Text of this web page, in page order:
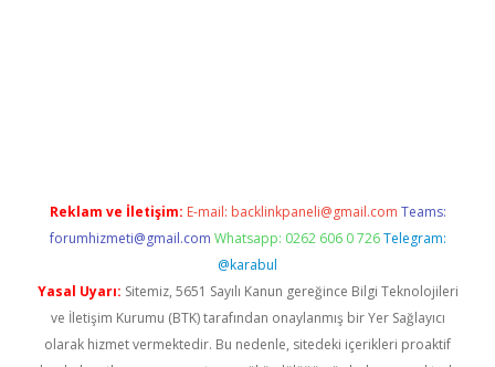
Reklam ve İletişim: E-mail: backlinkpaneli@gmail.com Teams:
forumhizmeti@gmail.com Whatsapp: 0262 606 0 726 Telegram:
@karabul
Yasal Uyarı: Sitemiz, 5651 Sayılı Kanun gereğince Bilgi Teknolojileri
ve İletişim Kurumu (BTK) tarafından onaylanmış bir Yer Sağlayıcı
olarak hizmet vermektedir. Bu nedenle, sitedeki içerikleri proaktif